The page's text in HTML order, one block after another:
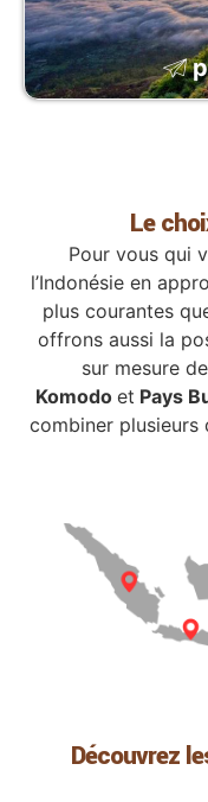
Le
Pour vous qui
l’Indonésie en
plus courantes
offrons aussi la
sur mesure de
Komodo et Pays
combiner plusieurs
Découvrez